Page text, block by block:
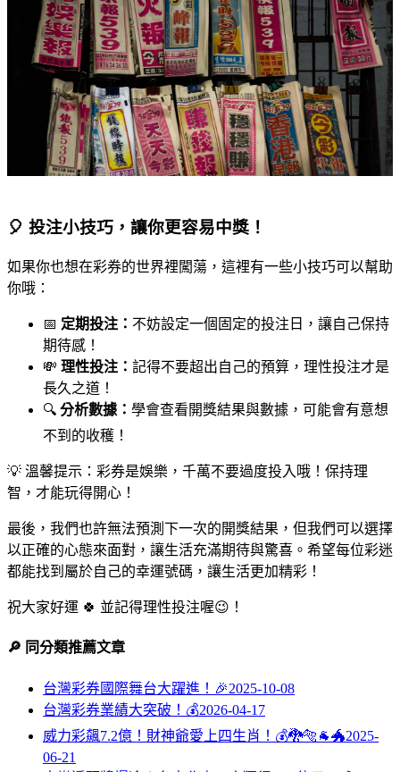
🎈 投注小技巧，讓你更容易中獎！
如果你也想在彩券的世界裡闖蕩，這裡有一些小技巧可以幫助
你哦：
📅 定期投注： 不妨設定一個固定的投注日，讓自己保持
期待感！
💸 理性投注： 記得不要超出自己的預算，理性投注才是
長久之道！
🔍 分析數據： 學會查看開獎結果與數據，可能會有意想
不到的收穫！
💡 溫馨提示：彩券是娛樂，千萬不要過度投入哦！保持理
智，才能玩得開心！
最後，我們也許無法預測下一次的開獎結果，但我們可以選擇
以正確的心態來面對，讓生活充滿期待與驚喜。希望每位彩迷
都能找到屬於自己的幸運號碼，讓生活更加精彩！
祝大家好運 🍀 並記得理性投注喔😉！
🔎 同分類推薦文章
台灣彩券國際舞台大躍進！🎉2025-10-08
台灣彩券業績大突破！💰2026-04-17
威力彩飆7.2億！財神爺愛上四生肖！💰🐉🐅🐐🐲2025-
06-21